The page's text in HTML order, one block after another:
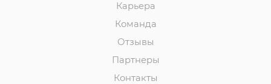
Карьера
Команда
Отзывы
Партнеры
Контакты